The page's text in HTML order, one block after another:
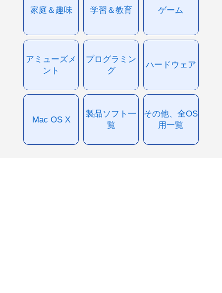
家庭＆趣味 学習＆教育 ゲーム
アミューズメ
ント
プログラミン
グ
ハードウェア
Mac OS X
製品ソフト一
覧
その他、全OS
用一覧